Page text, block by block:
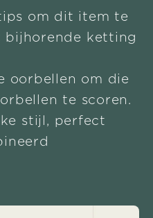
om dit item te
bijhorende ketting
oorbellen om die
te scoren.
stijl, perfect